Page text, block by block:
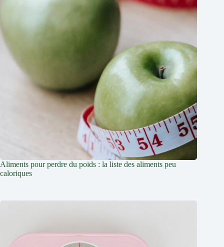
Aliments pour perdre du poids : la liste des aliments peu
caloriques